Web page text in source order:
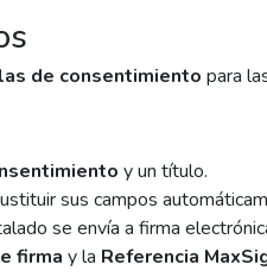
de consentimiento para
y un título.
sus campos
se envía a firma
firma y la Referencia